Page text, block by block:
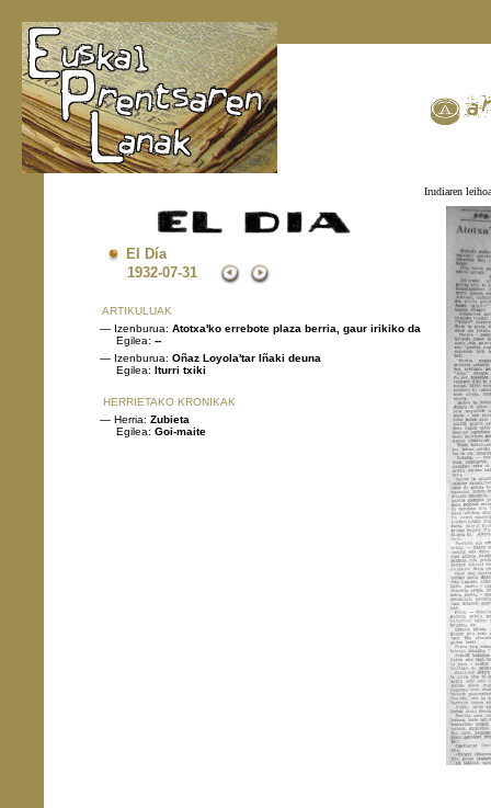
Irudiaren
El Día
1932-07-31
ARTIKULUAK
— Izenburua: Atotxa'ko errebote plaza berria, gaur irikiko da
Egilea: --
— Izenburua: Oñaz Loyola'tar Iñaki deuna
Egilea: Iturri txiki
HERRIETAKO KRONIKAK
— Herria: Zubieta
Egilea: Goi-maite